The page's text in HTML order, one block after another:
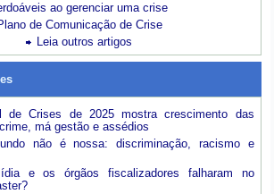
ao gerenciar uma crise
de Comunicação de Crise
Leia outros artigos
de Crises de 2025 mostra crescimento das
má gestão e assédios
não é nossa: discriminação, racismo e
e os órgãos fiscalizadores falharam no